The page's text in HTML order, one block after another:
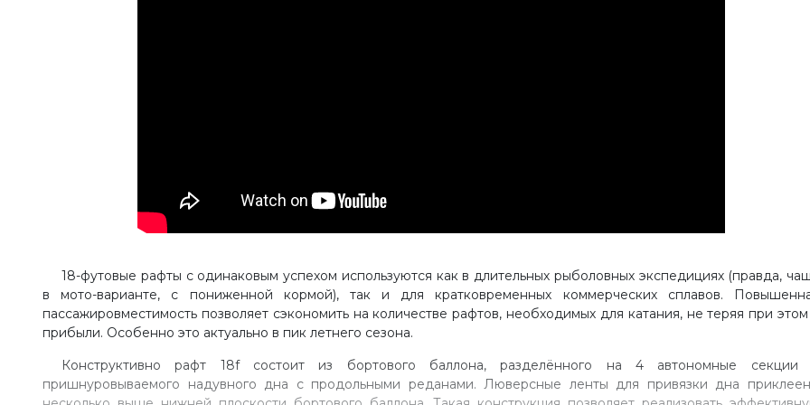
18-футовые рафты с одинаковым успехом используются как в длительных рыболовных экспедициях (правда,
в мото-варианте, с пониженной кормой), так и для кратковременных коммерческих сплавов.
пассажировместимость позволяет сэкономить на количестве рафтов, необходимых для катания, не теряя при
прибыли. Особенно это актуально в пик летнего сезона.
Конструктивно рафт 18f состоит из бортового баллона, разделённого на 4 автономные секции
пришнуровываемого надувного дна с продольными реданами. Люверсные ленты для привязки дна